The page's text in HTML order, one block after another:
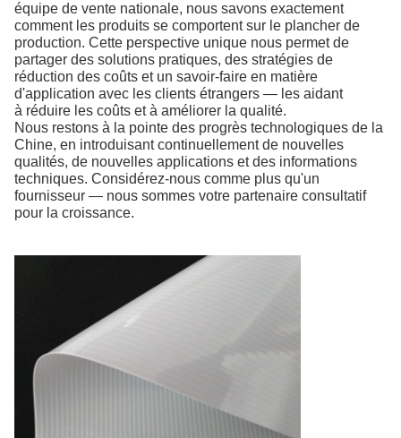
équipe de vente nationale, nous savons exactement
comment les produits se comportent sur le plancher de
production. Cette perspective unique nous permet de
partager des solutions pratiques, des stratégies de
réduction des coûts et un savoir-faire en matière
d'application avec les clients étrangers — les aidant
à réduire les coûts et à améliorer la qualité.
Nous restons à la pointe des progrès technologiques de la
Chine, en introduisant continuellement de nouvelles
qualités, de nouvelles applications et des informations
techniques. Considérez-nous comme plus qu'un
fournisseur — nous sommes votre partenaire consultatif
pour la croissance.